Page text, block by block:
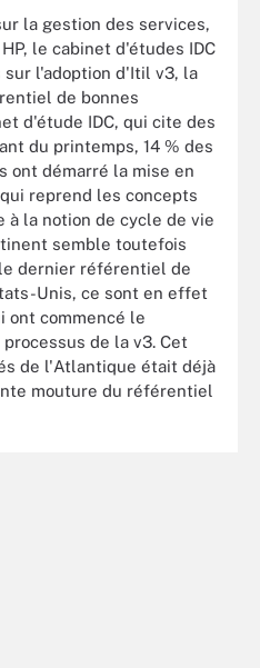
la gestion des services,
le cabinet d'études IDC
l'adoption d'Itil v3, la
de bonnes
d'étude IDC, qui cite des
du printemps, 14 % des
ont démarré la mise en
reprend les concepts
à la notion de cycle de vie
semble toutefois
dernier référentiel de
Unis, ce sont en effet
ont commencé le
de la v3. Cet
de l'Atlantique était déjà
mouture du référentiel